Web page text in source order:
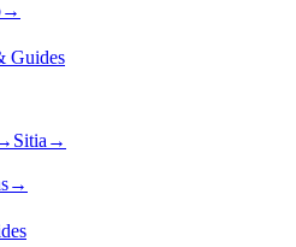
→
Guides
Sitia →
→